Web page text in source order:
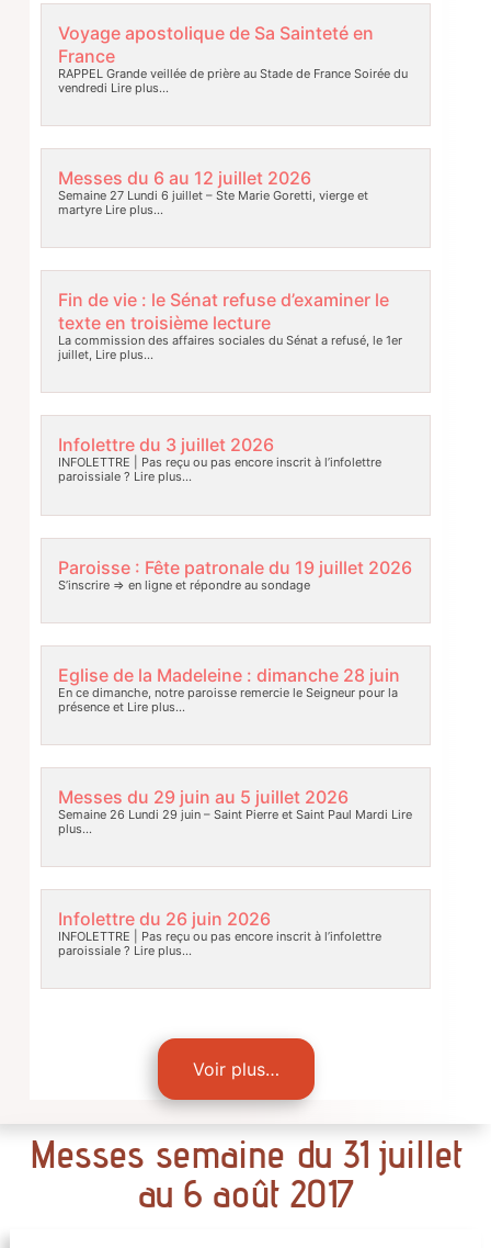
Voyage apostolique de Sa Sainteté en
France
RAPPEL Grande veillée de prière au Stade de France Soirée du
vendredi Lire plus…
Messes du 6 au 12 juillet 2026
Semaine 27 Lundi 6 juillet – Ste Marie Goretti, vierge et
martyreLire plus…
Fin de vie : le Sénat refuse d’examiner le
texte en troisième lecture
La commission des affaires sociales du Sénat a refusé, le 1er
juillet, Lire plus…
Infolettre du 3 juillet 2026
INFOLETTRE | Pas reçu ou pas encore inscrit à l’infolettre
paroissiale ? Lire plus…
Paroisse : Fête patronale du 19 juillet 2026
S’inscrire => en ligne et répondre au sondage
Eglise de la Madeleine : dimanche 28 juin
En ce dimanche, notre paroisse remercie le Seigneur pour la
présence etLire plus…
Messes du 29 juin au 5 juillet 2026
Semaine 26 Lundi 29 juin – Saint Pierre et Saint Paul Mardi Lire
plus…
Infolettre du 26 juin 2026
INFOLETTRE | Pas reçu ou pas encore inscrit à l’infolettre
paroissiale ? Lire plus…
Voir plus…
Messes semaine du 31 juillet
au 6 août 2017